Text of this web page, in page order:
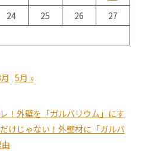
24 25 26
27
5月 »
！外壁を「ガルバリウム」にす
けじゃない！外壁材に「ガルバ